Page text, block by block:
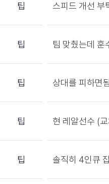
팁 스피드 개선 부
팁 팀 맞췄는데 훈
팁 상대를 피하면됨
팁 현 레알선수 (
팁 솔직히 4인큐